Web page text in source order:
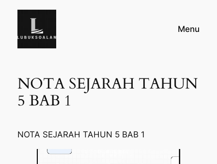
Menu
NOTA SEJARAH TAHUN
5 BAB 1
NOTA SEJARAH TAHUN 5 BAB 1